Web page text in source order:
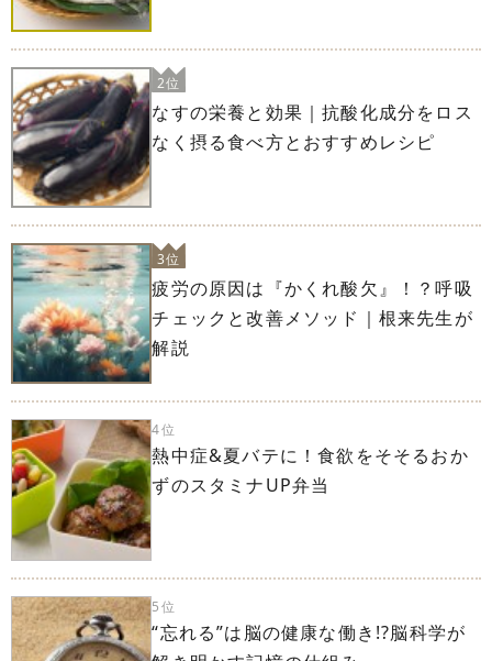
2位
なすの栄養と効果｜抗酸化成分をロス
なく摂る食べ方とおすすめレシピ
3位
疲労の原因は『かくれ酸欠』！？呼吸
チェックと改善メソッド｜根来先生が
解説
4位
熱中症&夏バテに！食欲をそそるおか
ずのスタミナUP弁当
5位
“忘れる”は脳の健康な働き!?脳科学が